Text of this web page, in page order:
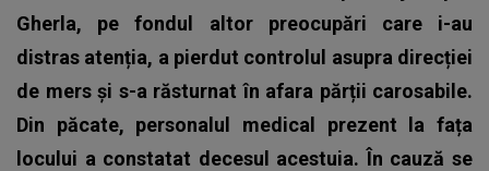
Gherla, pe fondul altor preocupări care i-au
distras atenția, a pierdut controlul asupra direcției
de mers și s-a răsturnat în afara părții carosabile.
Din păcate, personalul medical prezent la fața
locului a constatat decesul acestuia. În cauză se